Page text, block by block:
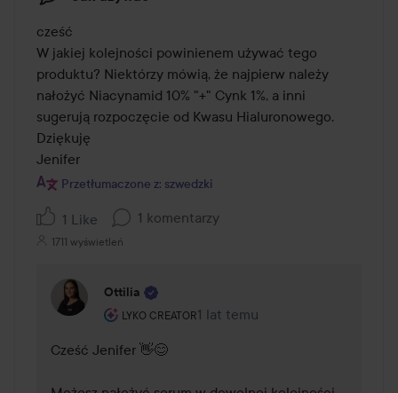
cześć
W jakiej kolejności powinienem używać tego
produktu? Niektórzy mówią, że najpierw należy
nałożyć Niacynamid 10% "+" Cynk 1%, a inni
sugerują rozpoczęcie od Kwasu Hialuronowego.
Dziękuję
Jenifer
Przetłumaczone z: szwedzki
1 Like 1 komentarzy
1711 wyświetleń
Ottilia
LYKO CREATOR
Rola użytkownika: Lyko Creator.
1 lat temu
Komentarz został dodany 1 lat
Cześć Jenifer 👋😊